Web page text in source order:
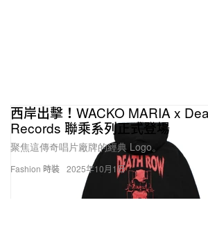
Fashion 時裝
西岸出擊！WACKO MARIA x
Records 聯乘系列正式登場
聚焦這傳奇唱片廠牌的經典 Logo。
2025年10月1日